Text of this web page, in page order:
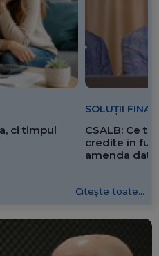
ci timpul
SOLUȚII
CSALB: Ce
credite în
amenda
Citește toate...